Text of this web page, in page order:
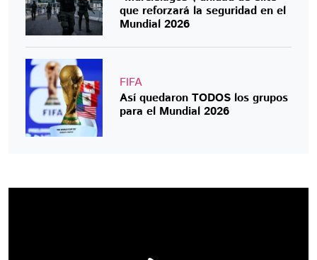
que reforzará la seguridad en el
Mundial 2026
FIFA
Así quedaron TODOS los grupos
para el Mundial 2026